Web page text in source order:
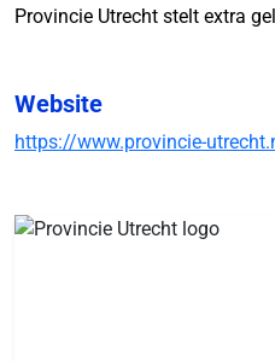
Provincie Utrecht stelt extra
Website
https://www.provincie-